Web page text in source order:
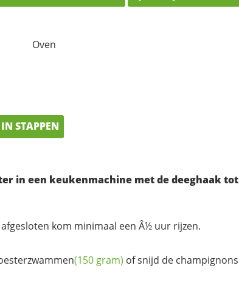
Oven
STAPPEN
in een keukenmachine met de deeghaak tot
kom minimaal een Â½ uur rijzen.
(150 gram) of snijd de champignons